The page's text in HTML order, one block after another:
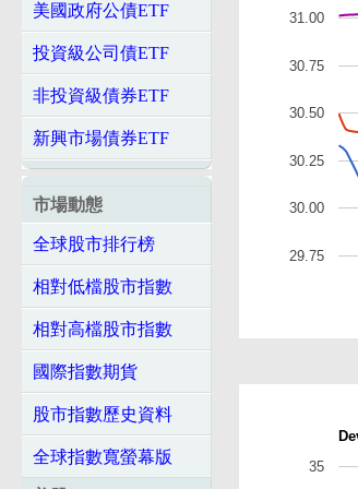
美國政府公債ETF
投資級公司債ETF
非投資級債券ETF
新興市場債券ETF
市場動態
全球股市排行榜
相對低檔股市指數
相對高檔股市指數
國際指數期貨
股市指數歷史資料
全球指數寬螢幕版
29.75
30.00
30.25
30.50
30.75
31.00
35